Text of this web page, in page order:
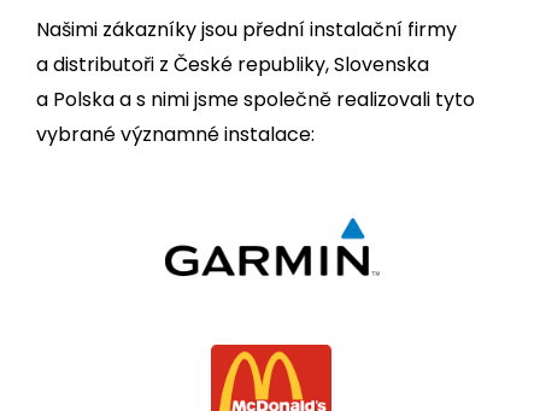
Našimi zákazníky jsou přední instalační firmy
a distributoři z České republiky, Slovenska
a Polska a s nimi jsme společně realizovali tyto
vybrané významné instalace: